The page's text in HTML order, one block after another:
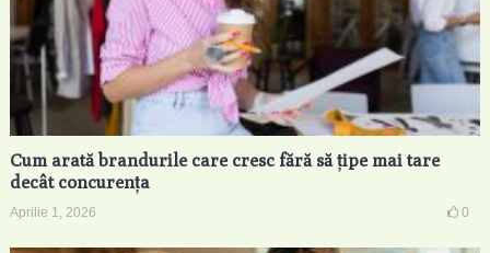
Cum arată brandurile care cresc fără să țipe mai tare
decât concurența
Aprilie 1, 2026 0